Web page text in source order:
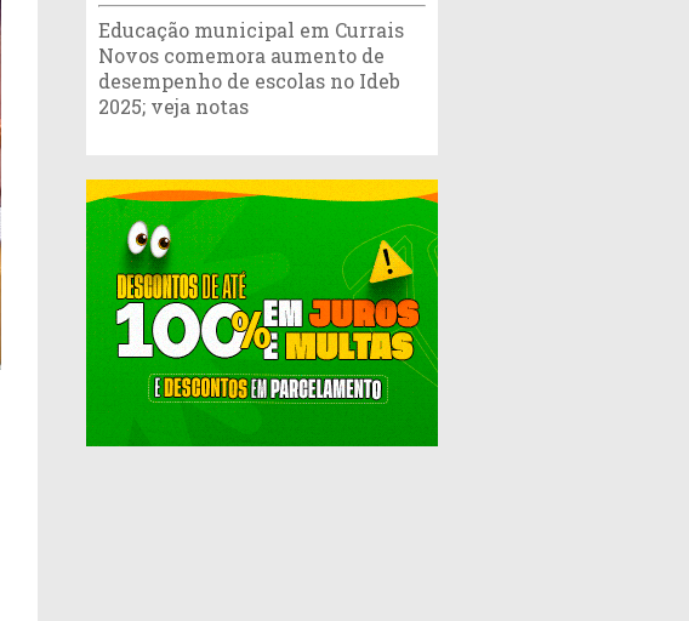
Educação municipal em Currais
Novos comemora aumento de
desempenho de escolas no Ideb
2025; veja notas